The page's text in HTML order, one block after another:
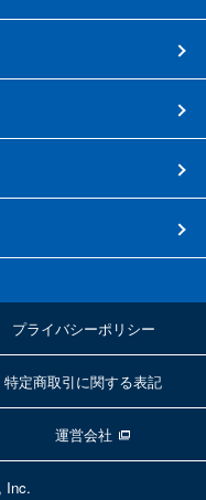
プライバシーポリシー
特定商取引に関する表記
運営会社
Inc.